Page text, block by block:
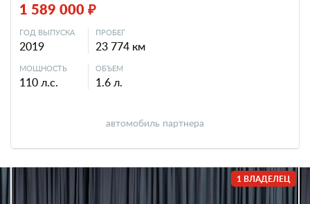
1 589 000 ₽
ГОД ВЫПУСКА
2019
ПРОБЕГ
23 774 км
МОЩНОСТЬ
110 л.с.
ОБЪЕМ
1.6 л.
автомобиль партнера
1 ВЛАДЕЛЕЦ